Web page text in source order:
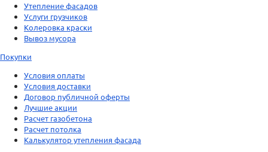
Утепление фасадов
Услуги грузчиков
Колеровка краски
Вывоз мусора
Покупки
Условия оплаты
Условия доставки
Договор публичной оферты
Лучшие акции
Расчет газобетона
Расчет потолка
Калькулятор утепления фасада